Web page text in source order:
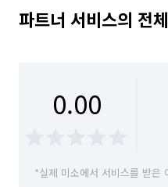
파트너 서비스의 전
0.00
*실제 미소에서 서비스를 받은